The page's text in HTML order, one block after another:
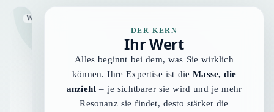
Wahrnehmung & Vertrauen
DER KERN
Ihr Wert
Alles beginnt bei dem, was Sie wirklich
können. Ihre Expertise ist dieMasse, die
anzieht – je sichtbarer sie wird und je mehr
Resonanz sie findet, desto stärker die